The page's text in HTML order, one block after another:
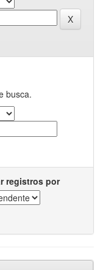
busca.
registros por